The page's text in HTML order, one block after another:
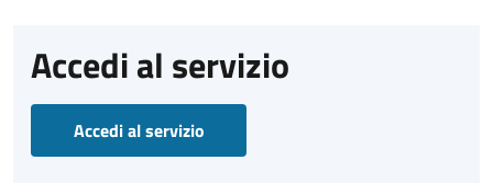
Accedi al servizio
Accedi al servizio